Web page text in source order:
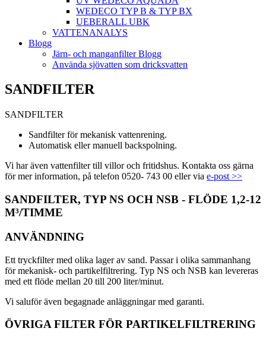
WEDECO TYP B & TYP BX
UEBERALL UBK
VATTENANALYS
Blogg
Järn- och manganfilter Blogg
Använda sjövatten som dricksvatten
SANDFILTER
SANDFILTER
Sandfilter för mekanisk vattenrening.
Automatisk eller manuell backspolning.
Vi har även vattenfilter till villor och fritidshus. Kontakta oss gärna
för mer information, på telefon 0520- 743 00 eller via e-post >>
SANDFILTER, TYP NS OCH NSB - FLÖDE 1,2-12
M³/TIMME
ANVÄNDNING
Ett tryckfilter med olika lager av sand. Passar i olika sammanhang
för mekanisk- och partikelfiltrering. Typ NS och NSB kan levereras
med ett flöde mellan 20 till 200 liter/minut.
Vi saluför även begagnade anläggningar med garanti.
ÖVRIGA FILTER FÖR PARTIKELFILTRERING